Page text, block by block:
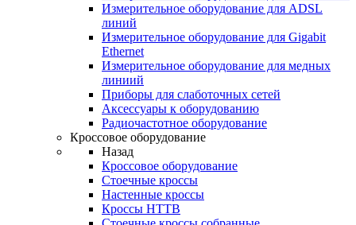
Измерительное оборудование для ADSL
линий
Измерительное оборудование для Gigabit
Ethernet
Измерительное оборудование для медных
линиий
Приборы для слаботочных сетей
Аксессуары к оборудованию
Радиочастотное оборудование
Кроссовое оборудование
Назад
Кроссовое оборудование
Стоечные кроссы
Настенные кроссы
Кроссы HTTB